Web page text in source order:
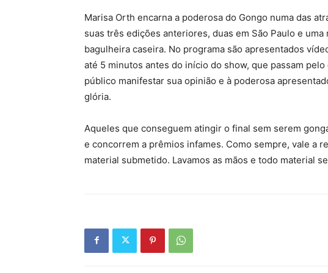
Marisa Orth encarna a poderosa do Gongo numa das
suas três edições anteriores, duas em São Paulo e
bagulheira caseira. No programa são apresentados
até 5 minutos antes do início do show, que passam
público manifestar sua opinião e à poderosa
glória.
Aqueles que conseguem atingir o final sem serem
e concorrem a prêmios infames. Como sempre, vale a
material submetido. Lavamos as mãos e todo material